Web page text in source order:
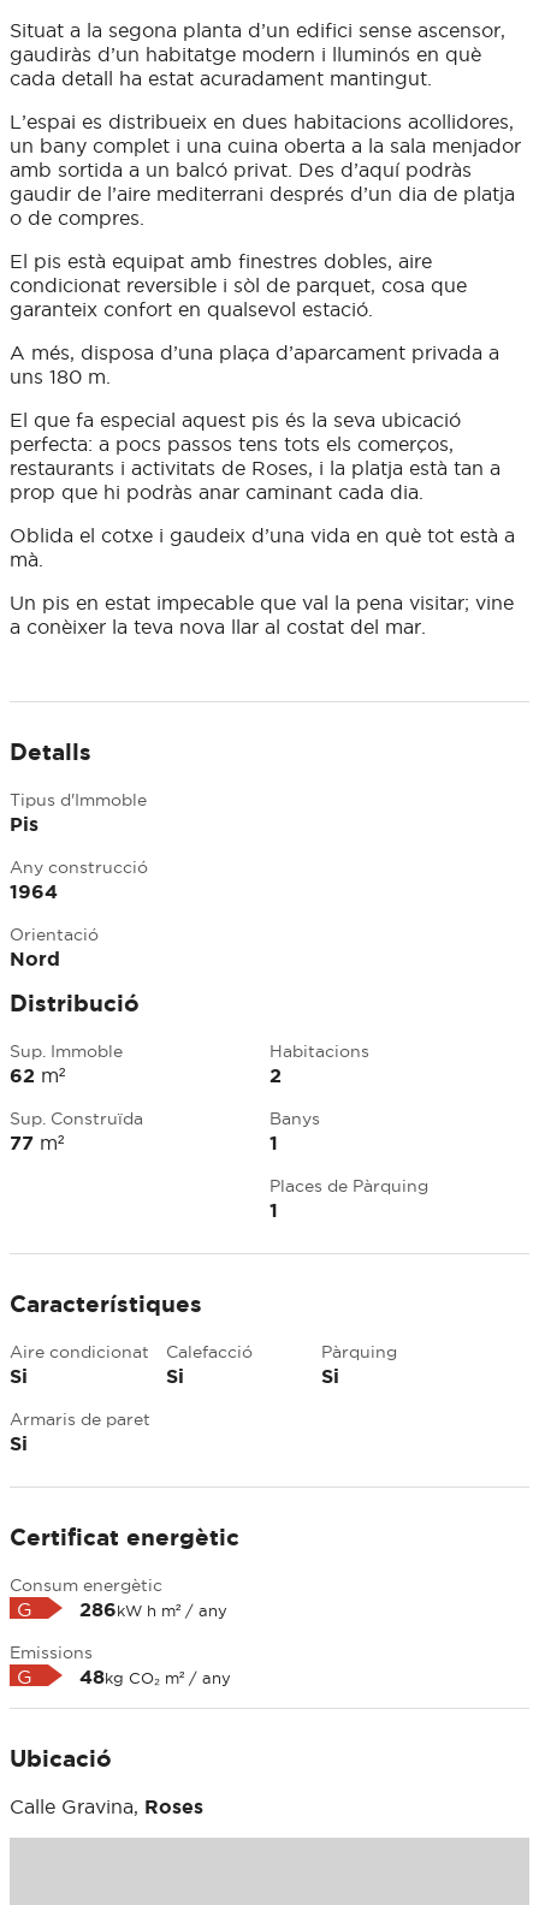
Situat a la segona planta d’un edifici sense ascensor,
gaudiràs d’un habitatge modern i lluminós en què
cada detall ha estat acuradament mantingut.
L’espai es distribueix en dues habitacions acollidores,
un bany complet i una cuina oberta a la sala menjador
amb sortida a un balcó privat. Des d’aquí podràs
gaudir de l’aire mediterrani després d’un dia de platja
o de compres.
El pis està equipat amb finestres dobles, aire
condicionat reversible i sòl de parquet, cosa que
garanteix confort en qualsevol estació.
A més, disposa d’una plaça d’aparcament privada a
uns 180 m.
El que fa especial aquest pis és la seva ubicació
perfecta: a pocs passos tens tots els comerços,
restaurants i activitats de Roses, i la platja està tan a
prop que hi podràs anar caminant cada dia.
Oblida el cotxe i gaudeix d’una vida en què tot està a
mà.
Un pis en estat impecable que val la pena visitar; vine
a conèixer la teva nova llar al costat del mar.
Detalls
Tipus d'Immoble
Pis
Any construcció
1964
Orientació
Nord
Distribució
Sup. Immoble
62 m²
Sup. Construïda
77 m²
Habitacions
2
Banys
1
Places de Pàrquing
1
Característiques
Aire condicionat
Si
Calefacció
Si
Pàrquing
Si
Armaris de paret
Si
Certificat energètic
Consum energètic
G 286kW h m² / any
Emissions
G 48kg CO₂ m² / any
Ubicació
Calle Gravina, Roses